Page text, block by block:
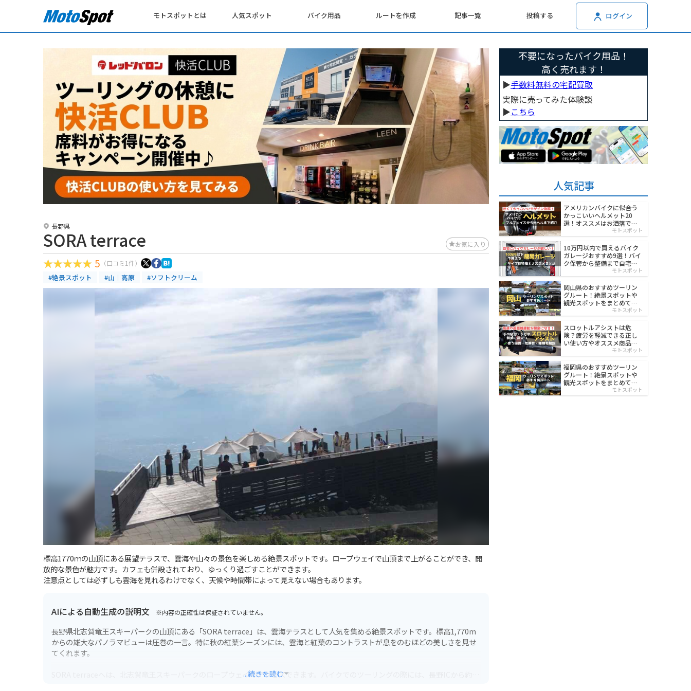
モトスポットとは 人気スポット バイク用品 ルートを作成 記事一覧 投稿する ログイン
長野県
SORA terrace お気に入り
5 （口コミ1件）
#絶景スポット #山｜高原 #ソフトクリーム
標高1770ｍの山頂にある展望テラスで、雲海や山々の景色を楽しめる絶景スポットです。ロープウェイで山頂まで上がることができ、開
放的な景色が魅力です。カフェも併設されており、ゆっくり過ごすことができます。
注意点としては必ずしも雲海を見れるわけでなく、天候や時間帯によって見えない場合もあります。
AIによる自動生成の説明文 ※内容の正確性は保証されていません。
長野県北志賀竜王スキーパークの山頂にある「SORA terrace」は、雲海テラスとして人気を集める絶景スポットです。標高1,770m
からの雄大なパノラマビューは圧巻の一言。特に秋の紅葉シーズンには、雲海と紅葉のコントラストが息をのむほどの美しさを見せ
てくれます。
SORA terraceへは、北志賀竜王スキーパークのロープウェイでアクセスできます。バイクでのツーリングの際には、長野ICから約1
...続きを読む
不要になったバイク用品！
高く売れます！
▶︎手数料無料の宅配買取
実際に売ってみた体験談
▶︎こちら
人気記事
アメリカンバイクに似合う
かっこいいヘルメット20
選！オススメはお洒落でワ
モトスポット
10万円以内で買えるバイク
ガレージおすすめ9選！バイ
ク保管から整備まで自宅で
モトスポット
岡山県のおすすめツーリン
グルート！絶景スポットや
観光スポットをまとめて紹
モトスポット
スロットルアシストは危
険？疲労を軽減できる正し
い使い方やオススメ商品を
モトスポット
福岡県のおすすめツーリン
グルート！絶景スポットや
観光スポットをまとめて紹
モトスポット